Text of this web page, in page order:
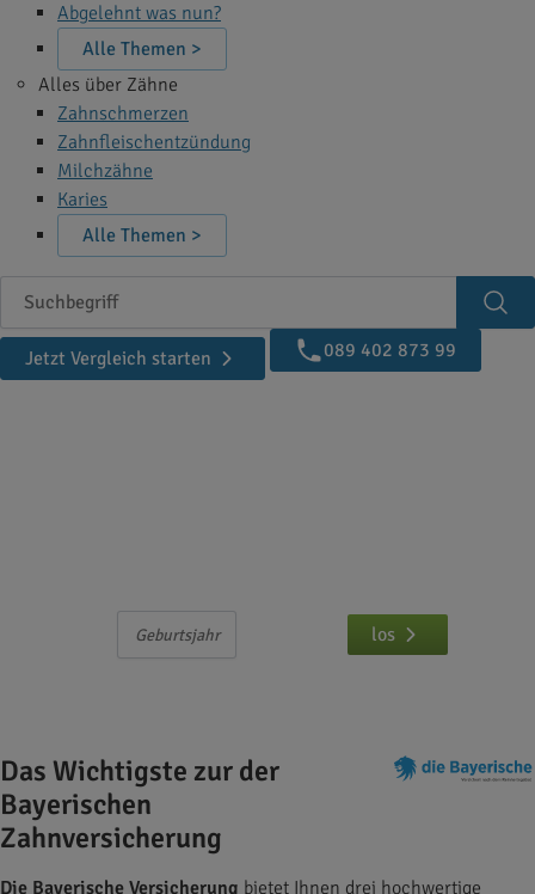
Abgelehnt was nun?
Alle Themen >
Alles über Zähne
Zahnschmerzen
Zahnfleischentzündung
Milchzähne
Karies
Alle Themen >
Suchbegriff
Jetzt Vergleich starten
089 402 873 99
los
Das Wichtigste zur der
Bayerischen
Zahnversicherung
Die Bayerische Versicherung bietet Ihnen drei hochwertige